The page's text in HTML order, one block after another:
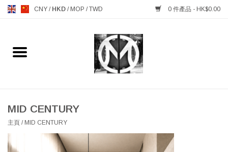
CNY / HKD / MOP /TWD 0 件產品 - HK$0.00
主頁
MANKS ANTIQUES 古董
LIGHTING 燈飾燈具
MID CENTURY
主頁 / MID CENTURY